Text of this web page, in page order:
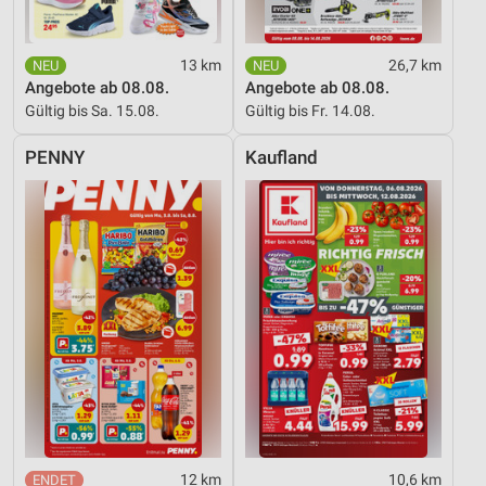
13 km
Angebote ab 08.08.
Gültig bis Sa. 15.08.
26,7 km
Angebote ab 08.08.
Gültig bis Fr. 14.08.
PENNY
12 km
Kaufland
10,6 km
Geräte anhand von aktiv angeforderten
Informationen identifizieren
Nicht-IAB-Verarbeitungszwecke:
Funktional
Werbung